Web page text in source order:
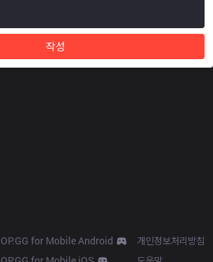
작성
OP.GG for Mobile Android
개인정보처리방침